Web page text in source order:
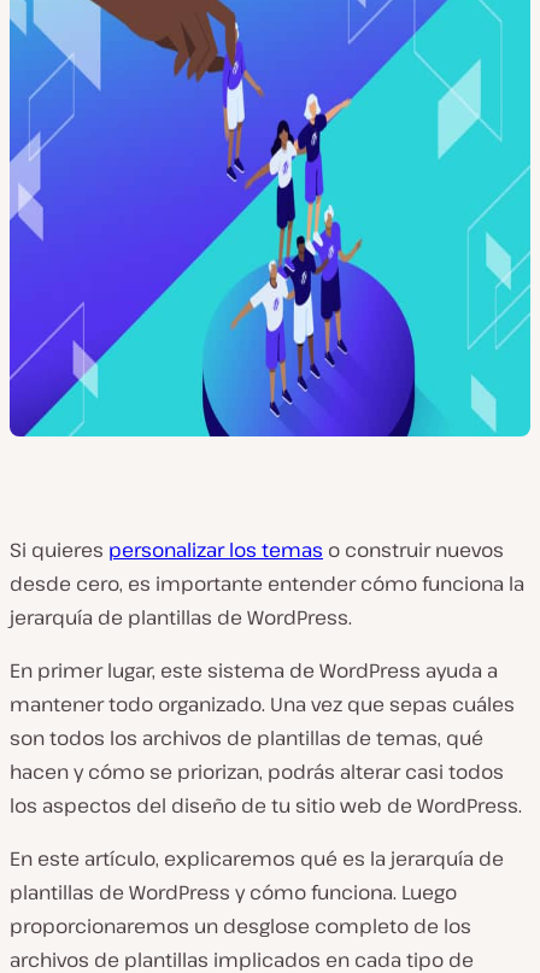
Si quieres personalizar los temas o construir nuevos
desde cero, es importante entender cómo funciona la
jerarquía de plantillas de WordPress.
En primer lugar, este sistema de WordPress ayuda a
mantener todo organizado. Una vez que sepas cuáles
son todos los archivos de plantillas de temas, qué
hacen y cómo se priorizan, podrás alterar casi todos
los aspectos del diseño de tu sitio web de WordPress.
En este artículo, explicaremos qué es la jerarquía de
plantillas de WordPress y cómo funciona. Luego
proporcionaremos un desglose completo de los
archivos de plantillas implicados en cada tipo de